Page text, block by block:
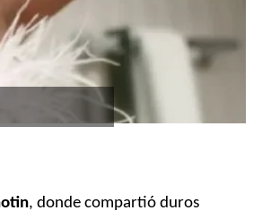
, donde compartió duros